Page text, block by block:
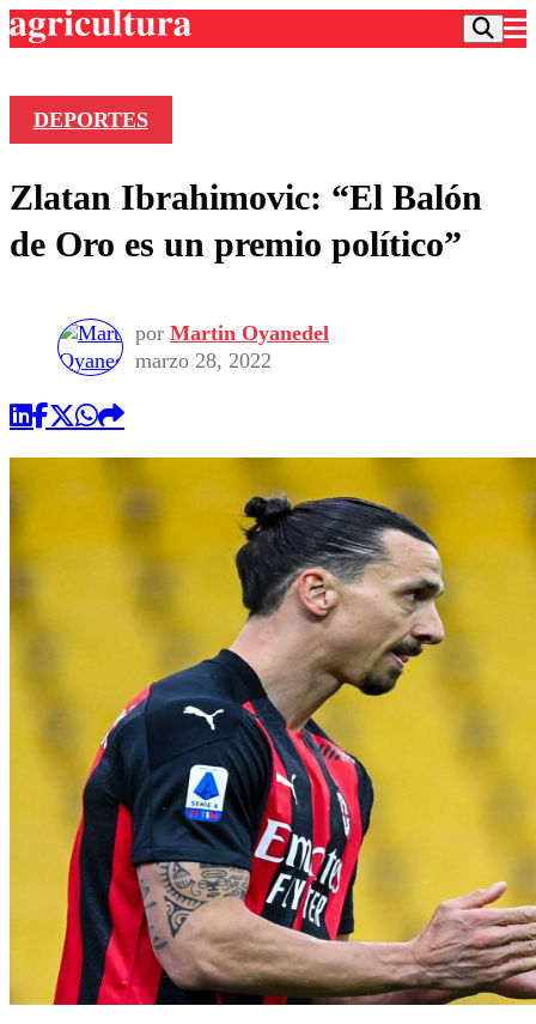
Frecuencias
Deportes
Motor
Otros Deportes
Torneo Nacional
Universidad Católica
Universidad de Chile
Noticias
Dato Practico
Nacional
Política
Sustentabilidad
Vida Social
DEPORTES
Zlatan Ibrahimovic: “El Balón
de Oro es un premio político”
por Martin Oyanedel
marzo 28, 2022